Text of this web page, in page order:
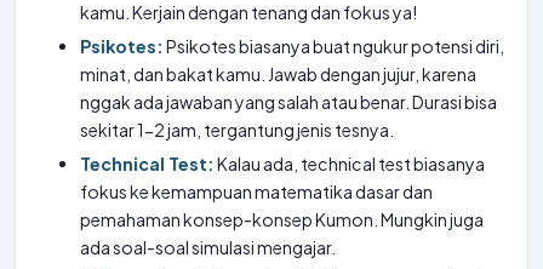
kamu. Kerjain dengan tenang dan fokus ya!
Psikotes: Psikotes biasanya buat ngukur potensi diri,
minat, dan bakat kamu. Jawab dengan jujur, karena
nggak ada jawaban yang salah atau benar. Durasi bisa
sekitar 1-2 jam, tergantung jenis tesnya.
Technical Test: Kalau ada, technical test biasanya
fokus ke kemampuan matematika dasar dan
pemahaman konsep-konsep Kumon. Mungkin juga
ada soal-soal simulasi mengajar.